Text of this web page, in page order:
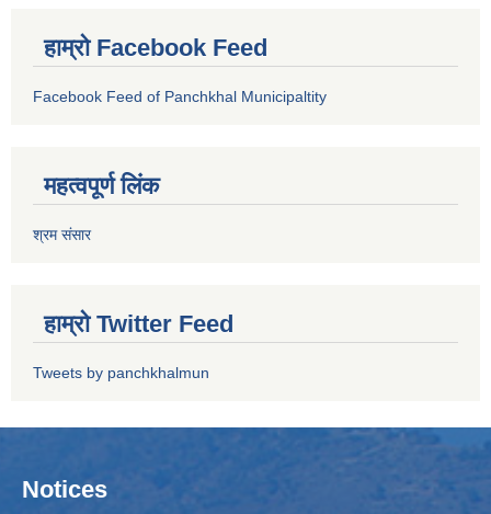
हाम्रो Facebook Feed
Facebook Feed of Panchkhal Municipaltity
महत्वपूर्ण लिंक
श्रम संसार
हाम्रो Twitter Feed
Tweets by panchkhalmun
Notices